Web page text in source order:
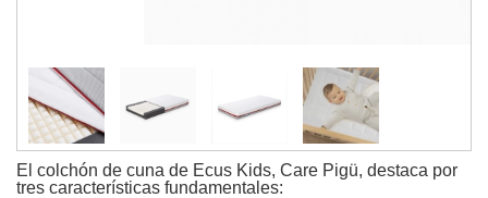
El colchón de cuna de Ecus Kids, Care Pigü, destaca por
tres características fundamentales: